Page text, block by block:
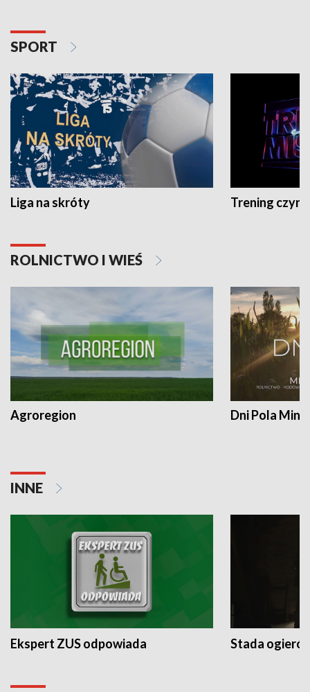
SPORT
Liga na skróty Trening czyni
ROLNICTWO I WIEŚ
Agroregion Dni Pola
INNE
Ekspert ZUS odpowiada Stada